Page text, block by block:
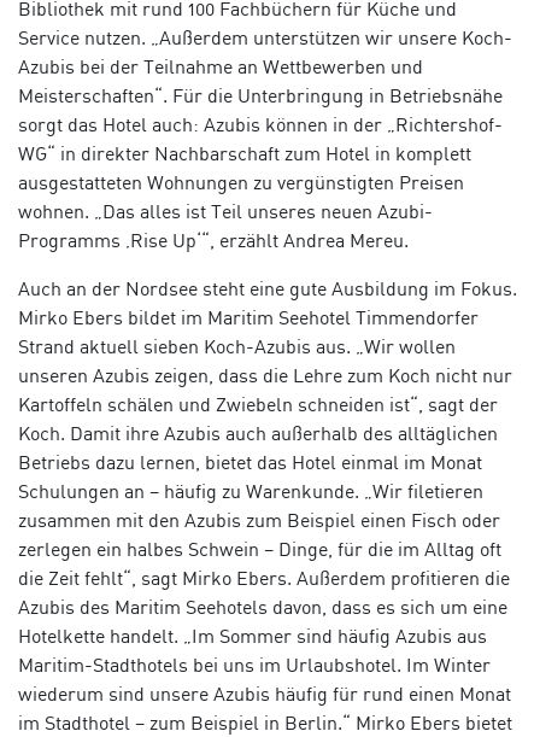
Bibliothek mit rund 100 Fachbüchern für Küche und
Service nutzen. „Außerdem unterstützen wir unsere Koch-
Azubis bei der Teilnahme an Wettbewerben und
Meisterschaften“. Für die Unterbringung in Betriebsnähe
sorgt das Hotel auch: Azubis können in der „Richtershof-
WG“ in direkter Nachbarschaft zum Hotel in komplett
ausgestatteten Wohnungen zu vergünstigten Preisen
wohnen. „Das alles ist Teil unseres neuen Azubi-
Programms ‚Rise Up‘“, erzählt Andrea Mereu.
Auch an der Nordsee steht eine gute Ausbildung im Fokus.
Mirko Ebers bildet im Maritim Seehotel Timmendorfer
Strand aktuell sieben Koch-Azubis aus. „Wir wollen
unseren Azubis zeigen, dass die Lehre zum Koch nicht nur
Kartoffeln schälen und Zwiebeln schneiden ist“, sagt der
Koch. Damit ihre Azubis auch außerhalb des alltäglichen
Betriebs dazu lernen, bietet das Hotel einmal im Monat
Schulungen an – häufig zu Warenkunde. „Wir filetieren
zusammen mit den Azubis zum Beispiel einen Fisch oder
zerlegen ein halbes Schwein – Dinge, für die im Alltag oft
die Zeit fehlt“, sagt Mirko Ebers. Außerdem profitieren die
Azubis des Maritim Seehotels davon, dass es sich um eine
Hotelkette handelt. „Im Sommer sind häufig Azubis aus
Maritim-Stadthotels bei uns im Urlaubshotel. Im Winter
wiederum sind unsere Azubis häufig für rund einen Monat
im Stadthotel – zum Beispiel in Berlin.“ Mirko Ebers bietet